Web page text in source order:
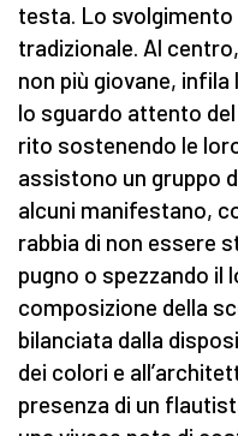
testa. Lo svolgimento
tradizionale. Al
non più giovane, infila
lo sguardo attento
rito sostenendo le
assistono un gruppo
alcuni manifestano,
rabbia di non essere
pugno o spezzando il
composizione della
bilanciata dalla
dei colori e
presenza di un